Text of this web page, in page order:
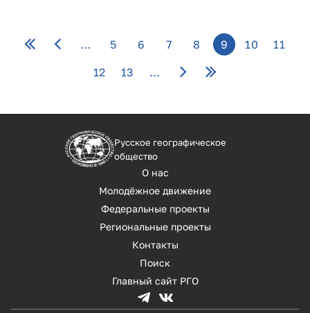
… 5 6 7 8 9 10
11
12
13 …
Русское географическое
общество
О нас
Молодёжное движение
Федеральные проекты
Региональные проекты
Контакты
Поиск
Главный сайт РГО